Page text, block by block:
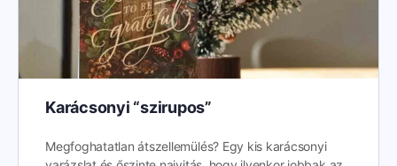
Karácsonyi “szirupos”
Megfoghatatlan átszellemülés? Egy kis karácsonyi